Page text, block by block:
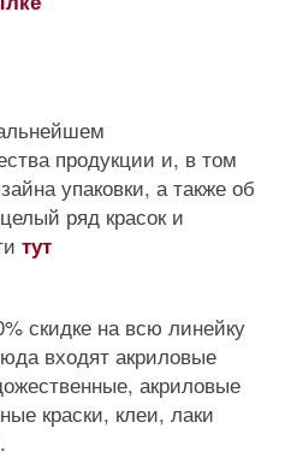
продукции и, в том
упаковки, а также об
ряд красок и
тут
скидке на всю линейку
входят акриловые
акриловые
краски, клеи, лаки